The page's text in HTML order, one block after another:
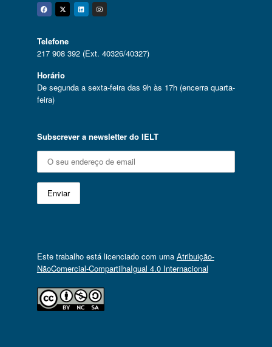
Facebook
Twitter
Linkedin
Instagram
Telefone
217 908 392 (Ext. 40326/40327)
Horário
De segunda a sexta-feira das 9h às 17h (encerra quarta-
feira)
Subscrever a newsletter do IELT
Este trabalho está licenciado com uma Atribuição-
NãoComercial-CompartilhaIgual 4.0 Internacional